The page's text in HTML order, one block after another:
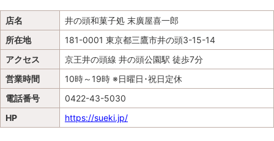
店名
井の頭和菓子処 末廣屋喜一郎
所在地
181-0001 東京都三鷹市井の頭3-15-14
アクセス
京王井の頭線 井の頭公園駅 徒歩7分
営業時間
10時～19時 ※日曜日･祝日定休
電話番号
0422-43-5030
HP
https://sueki.jp/